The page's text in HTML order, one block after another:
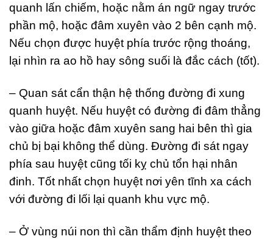
quanh lấn chiếm, hoặc nằm án ngữ ngay trước
phần mộ, hoặc đâm xuyên vào 2 bên cạnh mộ.
Nếu chọn được huyệt phía trước rộng thoáng,
lại nhìn ra ao hồ hay sông suối là đắc cách (tốt).
– Quan sát cẩn thận hệ thống đường đi xung
quanh huyệt. Nếu huyệt có đường đi đâm thẳng
vào giữa hoặc đâm xuyên sang hai bên thì gia
chủ bị bại không thể dùng. Đường đi sát ngay
phía sau huyệt cũng tối kỵ chủ tổn hại nhân
đinh. Tốt nhất chọn huyệt nơi yên tĩnh xa cách
với đường đi lối lại quanh khu vực mộ.
– Ở vùng núi non thì cần thẩm định huyệt theo